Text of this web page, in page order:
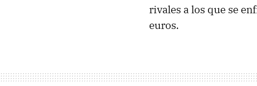
rivales a los que se
euros.